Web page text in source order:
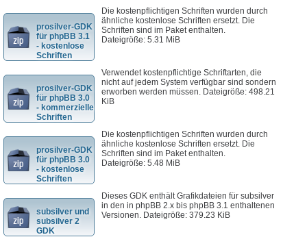
prosilver-GDK
für phpBB 3.1
- kostenlose
Schriften
Die kostenpflichtigen Schriften wurden durch
ähnliche kostenlose Schriften ersetzt. Die
Schriften sind im Paket enthalten.
Dateigröße: 5.31 MiB
prosilver-GDK
für phpBB 3.0
- kommerzielle
Schriften
Verwendet kostenpflichtige Schriftarten, die
nicht auf jedem System verfügbar sind sondern
erworben werden müssen. Dateigröße: 498.21
KiB
prosilver-GDK
für phpBB 3.0
- kostenlose
Schriften
Die kostenpflichtigen Schriften wurden durch
ähnliche kostenlose Schriften ersetzt. Die
Schriften sind im Paket enthalten.
Dateigröße: 5.48 MiB
subsilver und
subsilver 2
GDK
Dieses GDK enthält Grafikdateien für subsilver
in den in phpBB 2.x bis phpBB 3.1 enthaltenen
Versionen. Dateigröße: 379.23 KiB